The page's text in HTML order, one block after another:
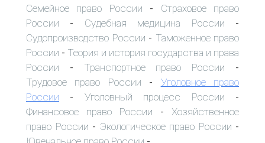
Семейное право России - Страховое право
России - Судебная медицина России -
Судопроизводство России - Таможенное право
России - Теория и история государства и права
России - Транспортное право России -
Трудовое право России - Уголовное право
России - Уголовный процесс России -
Финансовое право России - Хозяйственное
право России - Экологическое право России -